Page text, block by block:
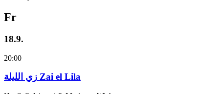
Fr
18.9.
20:00
زي‌ اللیلة Zai el Lila